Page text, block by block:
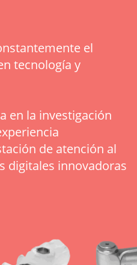
el
tecnología y
en la investigación
de atención al
digitales innovadoras